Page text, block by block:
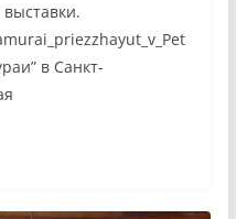
в Санкт-